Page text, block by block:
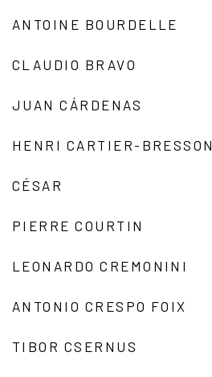
ANTOINE BOURDELLE
CLAUDIO BRAVO
JUAN CÁRDENAS
HENRI CARTIER-BRESSON
CÉSAR
PIERRE COURTIN
LEONARDO CREMONINI
ANTONIO CRESPO FOIX
TIBOR CSERNUS